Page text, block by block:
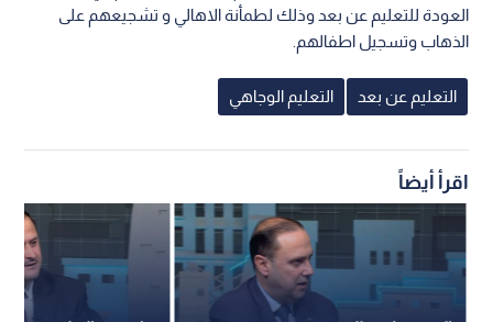
العودة للتعليم عن بعد وذلك لطمأنة الاهالي و تشجيعهم على
الذهاب وتسجيل اطفالهم.
التعليم عن بعد التعليم الوجاهي
اقرأ أيضاً